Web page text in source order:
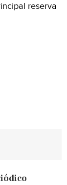
reserva